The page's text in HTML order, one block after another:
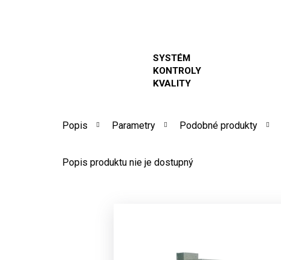
SYSTÉM
KONTROLY
KVALITY
Popis Parametry Podobné produkty
Popis produktu nie je dostupný